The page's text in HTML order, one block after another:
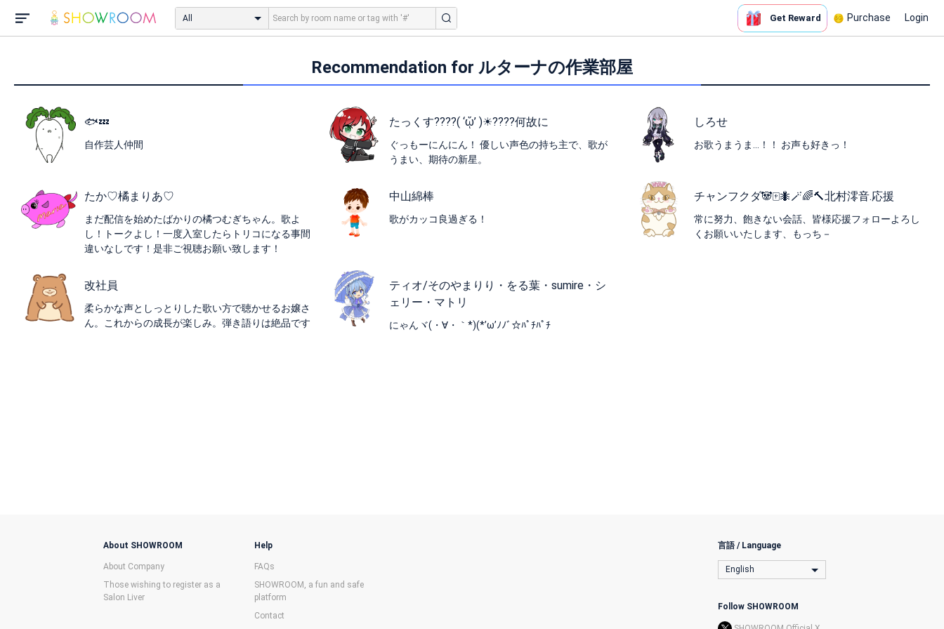
All Get Reward Purchase Login
Recommendation for ルターナの作業部屋
🐟💤
自作芸人仲間
たっくす????( ‘ᾥ’ )☀????何故に
ぐっもーにんにん！ 優しい声色の持ち主で、歌が
うまい、期待の新星。
しろせ
お歌うまうま…！！ お声も好きっ！
たか♡橘まりあ♡
まだ配信を始めたばかりの橘つむぎちゃん。歌よ
し！トークよし！一度入室したらトリコになる事間
違いなしです！是非ご視聴お願い致します！
中山綿棒
歌がカッコ良過ぎる！
チャンフクダ🐼🀄🐜🪄🌈🔨北村澪音.応援
常に努力、飽きない会話、皆様応援フォローよろし
くお願いいたします、もっち－
改社員
柔らかな声としっとりした歌い方で聴かせるお嬢さ
ん。これからの成長が楽しみ。弾き語りは絶品です
ティオ/そのやまりり・をる葉・sumire・シ
ェリー・マトリ
にゃんヾ(・∀・｀*)(*’ω’ﾉﾉﾞ☆ﾊﾟﾁﾊﾟﾁ
About SHOWROOM
About Company
Those wishing to register as a
Salon Liver
Help
FAQs
SHOWROOM, a fun and safe
platform
Contact
言語 / Language
English
Follow SHOWROOM